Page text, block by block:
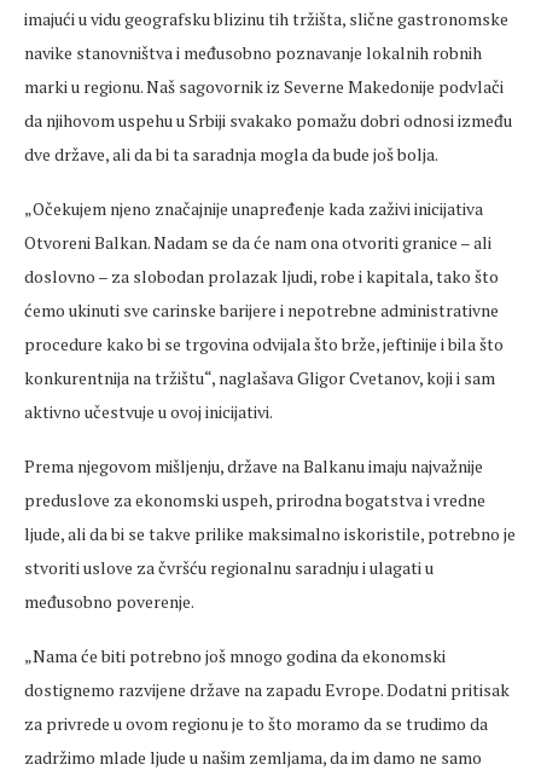
imajući u vidu geografsku blizinu tih tržišta, slične gastronomske
navike stanovništva i međusobno poznavanje lokalnih robnih
marki u regionu. Naš sagovornik iz Severne Makedonije podvlači
da njihovom uspehu u Srbiji svakako pomažu dobri odnosi između
dve države, ali da bi ta saradnja mogla da bude još bolja.
„Očekujem njeno značajnije unapređenje kada zaživi inicijativa
Otvoreni Balkan. Nadam se da će nam ona otvoriti granice – ali
doslovno – za slobodan prolazak ljudi, robe i kapitala, tako što
ćemo ukinuti sve carinske barijere i nepotrebne administrativne
procedure kako bi se trgovina odvijala što brže, jeftinije i bila što
konkurentnija na tržištu“, naglašava Gligor Cvetanov, koji i sam
aktivno učestvuje u ovoj inicijativi.
Prema njegovom mišljenju, države na Balkanu imaju najvažnije
preduslove za ekonomski uspeh, prirodna bogatstva i vredne
ljude, ali da bi se takve prilike maksimalno iskoristile, potrebno je
stvoriti uslove za čvršću regionalnu saradnju i ulagati u
međusobno poverenje.
„Nama će biti potrebno još mnogo godina da ekonomski
dostignemo razvijene države na zapadu Evrope. Dodatni pritisak
za privrede u ovom regionu je to što moramo da se trudimo da
zadržimo mlade ljude u našim zemljama, da im damo ne samo